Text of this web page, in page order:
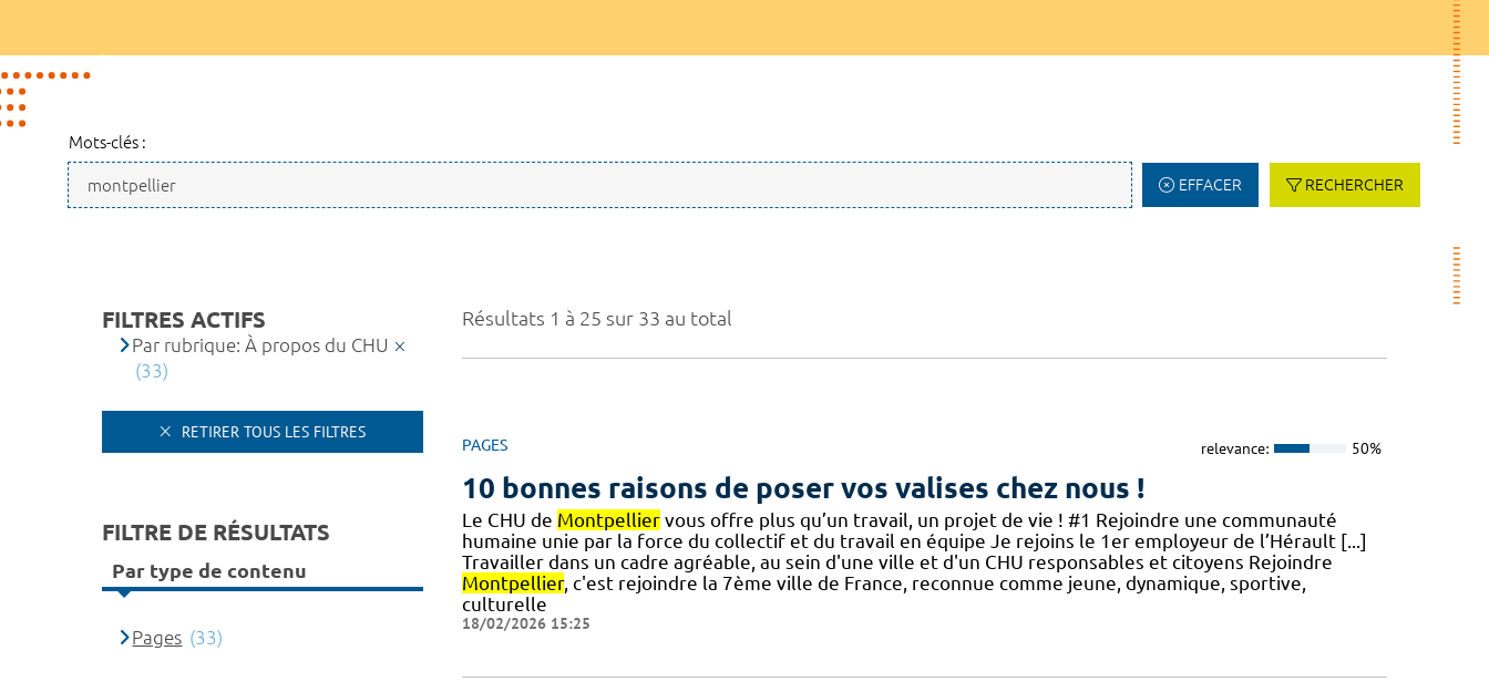
Mots-clés :
EFFACER RECHERCHER
Résultats 1 à 25 sur 33 au total
PAGES relevance: 50%
10 bonnes raisons de poser vos valises chez nous !
Le CHU de Montpelliervous offre plus qu’un travail, un projet de vie ! #1 Rejoindre une communauté
humaine unie par la force du collectif et du travail en équipe Je rejoins le 1er employeur de l’Hérault [...]
Travailler dans un cadre agréable, au sein d'une ville et d'un CHU responsables et citoyens Rejoindre
Montpellier, c'est rejoindre la 7ème ville de France, reconnue comme jeune, dynamique, sportive,
culturelle
18/02/2026 15:25
FILTRES ACTIFS
Par rubrique: À propos du CHU
(33)
RETIRER TOUS LES FILTRES
FILTRE DE RÉSULTATS
Par type de contenu
Pages (33)